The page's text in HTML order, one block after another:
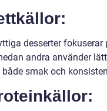
desserter
andra använder
både smak och